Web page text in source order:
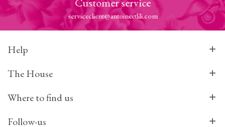
serviceclient@antoineetlili.com
Help
The House
Where to find us
Follow-us